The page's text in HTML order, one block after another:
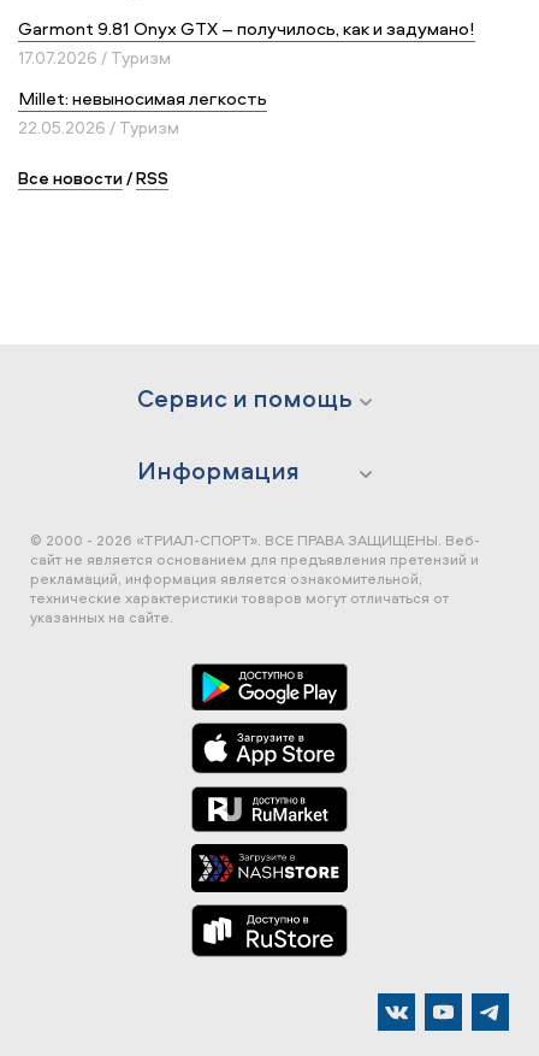
Garmont 9.81 Onyx GTX – получилось, как и задумано!
17.07.2026 / Туризм
Millet: невыносимая легкость
22.05.2026 / Туризм
Все новости/RSS
Сервис и помощь
Информация
© 2000 - 2026 «ТРИАЛ-СПОРТ». ВСЕ ПРАВА ЗАЩИЩЕНЫ. Веб-
сайт не является основанием для предъявления претензий и
рекламаций, информация является ознакомительной,
технические характеристики товаров могут отличаться от
указанных на сайте.